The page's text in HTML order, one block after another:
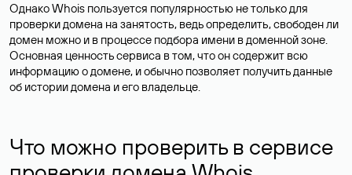
Однако Whois пользуется популярностью не только для
проверки домена на занятость, ведь определить, свободен ли
домен можно и в процессе подбора имени в доменной зоне.
Основная ценность сервиса в том, что он содержит всю
информацию о домене, и обычно позволяет получить данные
об истории домена и его владельце.
Что можно проверить в сервисе